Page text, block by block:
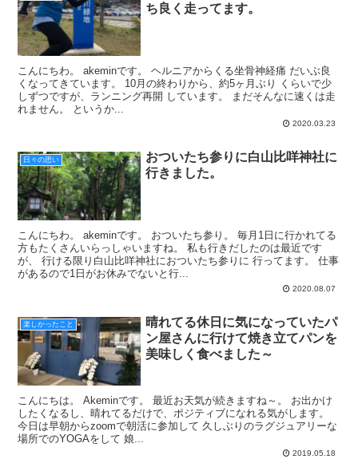
ち良く走ってます。
こんにちわ。 akeminです。 ヘルニアからくる坐骨神経痛 だいぶ良
くなってきています。 10月の終わりから、約5ヶ月ぶり くらいで少
しずつですが、ランニング再開 しています。 まだそんなに速くは走
れません。 というか...
2020.03.23
日々の思い
おついたち参りに白山比咩神社に
行きました。
こんにちわ。 akeminです。 おついたち参り。 毎月1日に行かれてる
方もたくさんいらっしゃいますね。 私も行きだしたのは最近です
が、 行ける限り白山比咩神社におついたち参りに 行ってます。 仕事
があるので1日がお休みでないと行...
2020.08.07
楽しかったこと
晴れてる休日に気になっていたパ
ン屋さんに行けて焼き立てパンを
美味しく食べました～
こんにちは。 Akeminです。 最近お天気が続きますね～。 お出かけ
したくなるし、晴れてるだけで、ポジティブになれる気がします。
今日は早朝からzoomで朝活に参加して 久しぶりのラグジュアリーな
場所でのYOGAをして 娘...
2019.05.18